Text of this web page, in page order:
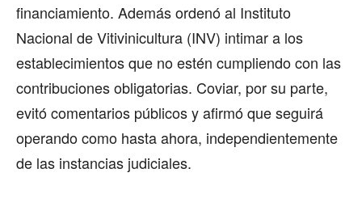
financiamiento. Además ordenó al Instituto
Nacional de Vitivinicultura (INV) intimar a los
establecimientos que no estén cumpliendo con las
contribuciones obligatorias. Coviar, por su parte,
evitó comentarios públicos y afirmó que seguirá
operando como hasta ahora, independientemente
de las instancias judiciales.